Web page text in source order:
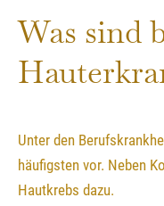
Was sind
Unter den
häufigsten vor. Neben
Hautkrebs dazu.